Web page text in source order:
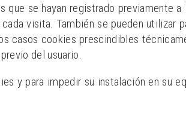
se hayan registrado previamente a
visita. También se pueden utilizar
casos cookies prescindibles
del usuario.
y para impedir su instalación en su